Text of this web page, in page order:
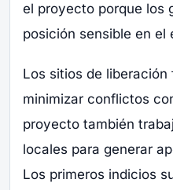
el proyecto porque los
posición sensible en el
Los sitios de liberación
minimizar conflictos
proyecto también
locales para generar
Los primeros indicios